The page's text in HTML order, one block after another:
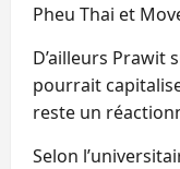
Pheu Thai et
D’ailleurs Prawit
pourrait
reste un
Selon